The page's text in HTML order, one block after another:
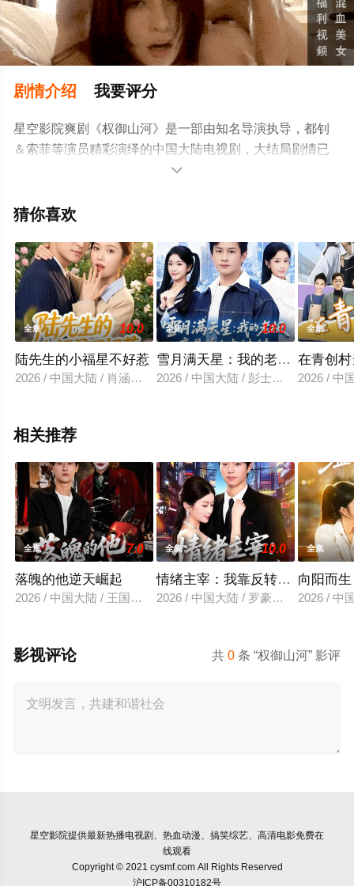
剧情介绍 我要评分
星空影院爽剧《权御山河》是一部由知名导演执导，都钊
＆索菲等演员精彩演绎的中国大陆电视剧，大结局剧情已
揭晓（全集完结），手机免费观看高清无删减完整版电视
剧、电视猫或剧情网等平台了解。

猜你喜欢
全集 10.0
陆先生的小福星不好惹
2026 / 中国大陆 / 肖涵＆何为
全集 10.0
雪月满天星：我的老板竟是前女
2026 / 中国大陆 / 彭士腾＆林冰冰
全集
在青创
2026 / 中
相关推荐
全集 7.0
落魄的他逆天崛起
2026 / 中国大陆 / 王国豪杰＆诗语＆梁辰羽
全集 10.0
情绪主宰：我靠反转人生封神
2026 / 中国大陆 / 罗豪宇＆陈昕乔
全集
向阳而
2026 / 中
共0 条 “权御山河” 影评
影视评论
星空影院提供最新热播电视剧、热血动漫、搞笑综艺、高清电影免费在
线观看
Copyright © 2021 cysmf.com All Rights Reserved
沪ICP备00310182号